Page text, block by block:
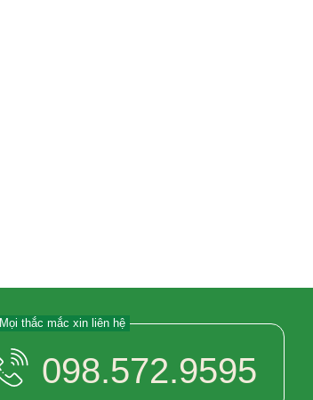
Mọi thắc mắc xin liên hệ
098.572.9595